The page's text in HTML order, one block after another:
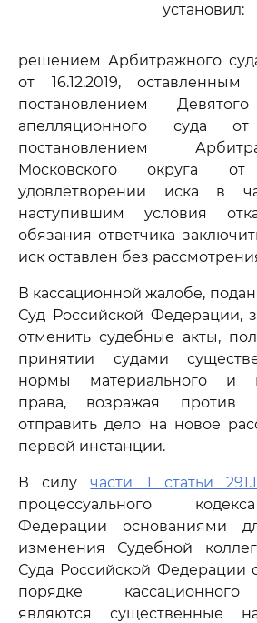
установил:
решением Арбитражного
от 16.12.2019,
постановлением
апелляционного суда
постановлением
Московского округа
удовлетворении иска в
наступившим условия
обязания ответчика
иск оставлен без
В кассационной жалобе,
Суд Российской Федерации,
отменить судебные акты,
принятии судами
нормы материального и
права, возражая против
отправить дело на новое
первой инстанции.
В силучасти 1 статьи
процессуального
Федерации основаниями
изменения Судебной
Суда Российской Федерации
порядке кассационного
являются существенные